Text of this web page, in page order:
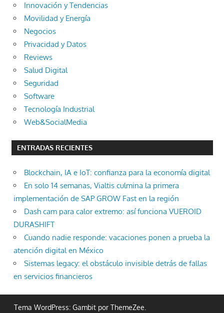
Innovación y Tendencias
Movilidad y Energía
Negocios
Privacidad y Datos
Reviews
Salud Digital
Seguridad
Software
Tecnología Industrial
Web&SocialMedia
ENTRADAS RECIENTES
Blockchain, IA e IoT: confianza para la economía digital
En solo 14 semanas, Vialtis culmina la primera
implementación de SAP GROW Fast en la región
Dash cam para calor extremo: así funciona VUEROID
DURASHIFT
Cuando nadie responde: vacaciones ponen a prueba la
atención digital en México
Sistemas legacy: el obstáculo invisible detrás de fallas
en servicios financieros
Tema WordPress: Gambit por ThemeZee.